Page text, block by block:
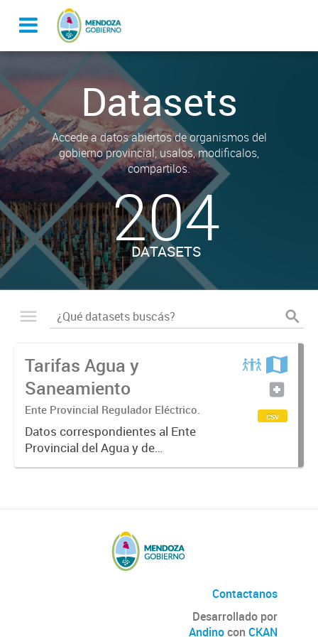
Datasets
Accede a datos abiertos de organismos del
gobierno provincial, usalos, modificalos,
compartilos.
204
DATASETS
Tarifas Agua y
Saneamiento
Ente Provincial Regulador Eléctrico.
Datos correspondientes al Ente
Provincial del Agua y de
Saneamiento referido a las tarifas
csv
Contactanos
Desarrollado por
Andinocon CKAN